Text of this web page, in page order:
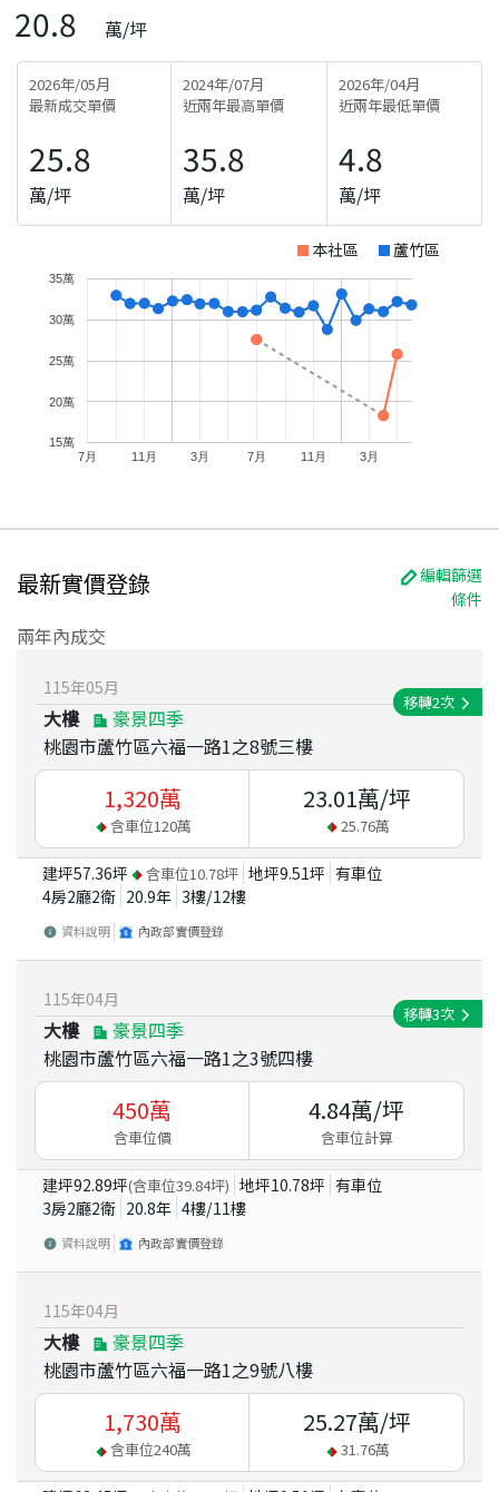
20.8 萬/坪
2026年/05月
最新成交單價
25.8
萬/坪
2024年/07月
近兩年最高單價
35.8
萬/坪
2026年/04月
近兩年最低單價
4.8
萬/坪
本社區 蘆竹區
7月 11月 3月 7月 11月 3月
15萬
20萬
25萬
30萬
35萬
最新實價登錄
編輯篩選
條件
兩年內成交
115年05月
大樓
豪景四季
桃園市蘆竹區六福一路1之8號三樓
移轉2次
1,320萬
含車位120萬
23.01萬/坪
25.76萬
建坪57.36坪 含車位10.78坪 地坪9.51坪 有車位
4房2廳2衛 20.9年 3樓/12樓
資料說明 內政部實價登錄
115年04月
大樓
豪景四季
桃園市蘆竹區六福一路1之3號四樓
移轉3次
450萬
含車位價
4.84萬/坪
含車位計算
建坪92.89坪(含車位39.84坪) 地坪10.78坪 有車位
3房2廳2衛 20.8年 4樓/11樓
資料說明 內政部實價登錄
115年04月
大樓
豪景四季
桃園市蘆竹區六福一路1之9號八樓
1,730萬
含車位240萬
25.27萬/坪
31.76萬